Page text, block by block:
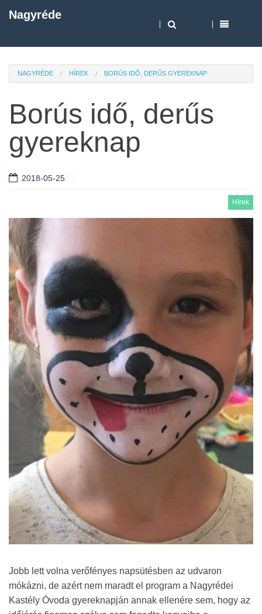
Nagyréde
NAGYRÉDE HÍREK BORÚS IDŐ, DERŰS GYEREKNAP
Borús idő, derűs
gyereknap
2018-05-25
Hírek
Jobb lett volna verőfényes napsütésben az udvaron
mókázni, de azért nem maradt el program a Nagyrédei
Kastély Óvoda gyereknapján annak ellenére sem, hogy az